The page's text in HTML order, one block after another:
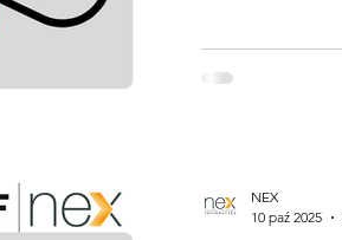
NEX
10 paź 2025